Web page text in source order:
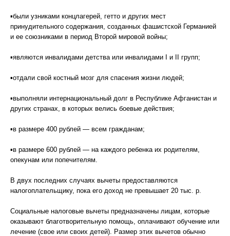
▪были узниками концлагерей, гетто и других мест
принудительного содержания, созданных фашистской Германией
и ее союзниками в период Второй мировой войны;
▪являются инвалидами детства или инвалидами I и II групп;
▪отдали свой костный мозг для спасения жизни людей;
▪выполняли интернациональный долг в Республике Афганистан и
других странах, в которых велись боевые действия;
▪в размере 400 рублей — всем гражданам;
▪в размере 600 рублей — на каждого ребенка их родителям,
опекунам или попечителям.
В двух последних случаях вычеты предоставляются
налогоплательщику, пока его доход не превышает 20 тыс. р.
Социальные налоговые вычеты предназначены лицам, которые
оказывают благотворительную помощь, оплачивают обучение или
лечение (свое или своих детей). Размер этих вычетов обычно